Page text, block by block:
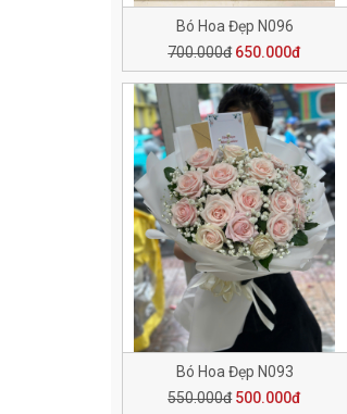
Bó Hoa Đẹp N096
700.000đ 650.000đ
Bó Hoa Đẹp N093
550.000đ 500.000đ